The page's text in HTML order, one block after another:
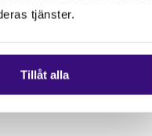
tjänster.
Tillåt alla